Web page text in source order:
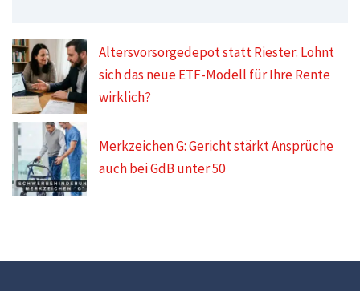
Altersvorsorgedepot statt Riester: Lohnt
sich das neue ETF-Modell für Ihre Rente
wirklich?
Merkzeichen G: Gericht stärkt Ansprüche
auch bei GdB unter 50